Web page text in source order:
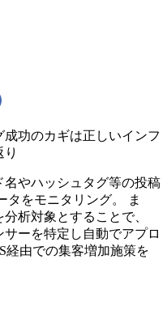
功のカギは正しいインフ
やハッシュタグ等の投稿
タをモニタリング。 ま
析対象とすることで、
ーを特定し自動でアプロ
経由での集客増加施策を